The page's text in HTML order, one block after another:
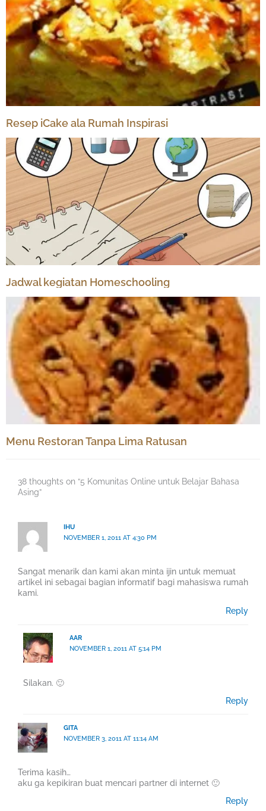
Resep iCake ala Rumah Inspirasi
Jadwal kegiatan Homeschooling
Menu Restoran Tanpa Lima Ratusan
38 thoughts on “5 Komunitas Online untuk Belajar Bahasa
Asing”
IHU
NOVEMBER 1, 2011 AT 4:30 PM
Sangat menarik dan kami akan minta ijin untuk memuat
artikel ini sebagai bagian informatif bagi mahasiswa rumah
kami.
Reply
AAR
NOVEMBER 1, 2011 AT 5:14 PM
Silakan. 🙂
Reply
GITA
NOVEMBER 3, 2011 AT 11:14 AM
Terima kasih…
aku ga kepikiran buat mencari partner di internet 🙂
Reply